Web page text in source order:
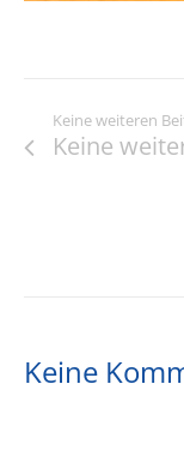
Keine weiteren
Keine
Keine